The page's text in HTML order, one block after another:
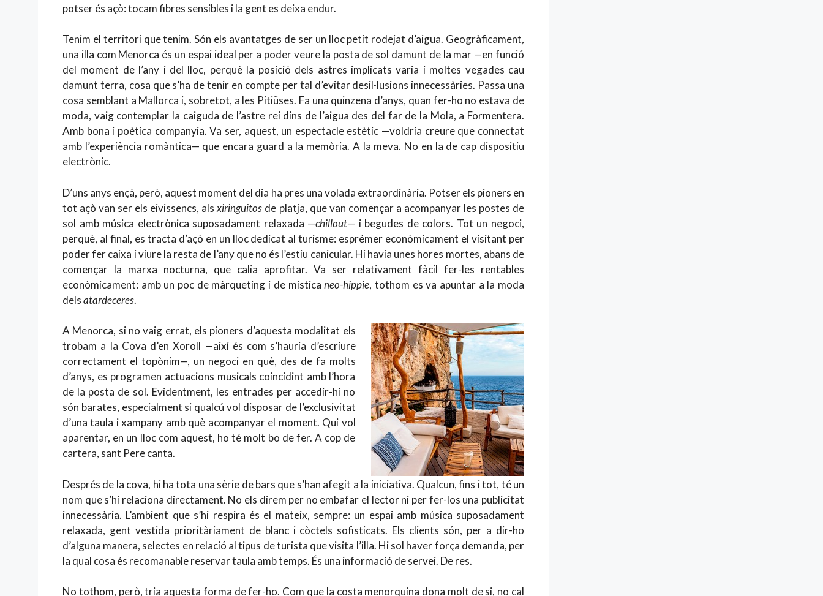
potser és açò: tocam fibres sensibles i la gent es deixa endur.
Tenim el territori que tenim. Són els avantatges de ser un lloc petit rodejat d’aigua. Geogràficament,
una illa com Menorca és un espai ideal per a poder veure la posta de sol damunt de la mar —en funció
del moment de l’any i del lloc, perquè la posició dels astres implicats varia i moltes vegades cau
damunt terra, cosa que s’ha de tenir en compte per tal d’evitar desil·lusions innecessàries. Passa una
cosa semblant a Mallorca i, sobretot, a les Pitiüses. Fa una quinzena d’anys, quan fer-ho no estava de
moda, vaig contemplar la caiguda de l’astre rei dins de l’aigua des del far de la Mola, a Formentera.
Amb bona i poètica companyia. Va ser, aquest, un espectacle estètic —voldria creure que connectat
amb l’experiència romàntica— que encara guard a la memòria. A la meva. No en la de cap dispositiu
electrònic.
D’uns anys ençà, però, aquest moment del dia ha pres una volada extraordinària. Potser els pioners en
tot açò van ser els eivissencs, alsxiringuitos de platja, que van començar a acompanyar les postes de
sol amb música electrònica suposadament relaxada —chillout— i begudes de colors. Tot un negoci,
perquè, al final, es tracta d’açò en un lloc dedicat al turisme: esprémer econòmicament el visitant per
poder fer caixa i viure la resta de l’any que no és l’estiu canicular. Hi havia unes hores mortes, abans de
començar la marxa nocturna, que calia aprofitar. Va ser relativament fàcil fer-les rentables
econòmicament: amb un poc de màrqueting i de místicaneo-hippie, tothom es va apuntar a la moda
delsatardeceres.
A Menorca, si no vaig errat, els pioners d’aquesta modalitat els
trobam a la Cova d’en Xoroll —així és com s’hauria d’escriure
correctament el topònim—, un negoci en què, des de fa molts
d’anys, es programen actuacions musicals coincidint amb l’hora
de la posta de sol. Evidentment, les entrades per accedir-hi no
són barates, especialment si qualcú vol disposar de l’exclusivitat
d’una taula i xampany amb què acompanyar el moment. Qui vol
aparentar, en un lloc com aquest, ho té molt bo de fer. A cop de
cartera, sant Pere canta.
Després de la cova, hi ha tota una sèrie de bars que s’han afegit a la iniciativa. Qualcun, fins i tot, té un
nom que s’hi relaciona directament. No els direm per no embafar el lector ni per fer-los una publicitat
innecessària. L’ambient que s’hi respira és el mateix, sempre: un espai amb música suposadament
relaxada, gent vestida prioritàriament de blanc i còctels sofisticats. Els clients són, per a dir-ho
d’alguna manera, selectes en relació al tipus de turista que visita l’illa. Hi sol haver força demanda, per
la qual cosa és recomanable reservar taula amb temps. És una informació de servei. De res.
No tothom, però, tria aquesta forma de fer-ho. Com que la costa menorquina dona molt de si, no cal